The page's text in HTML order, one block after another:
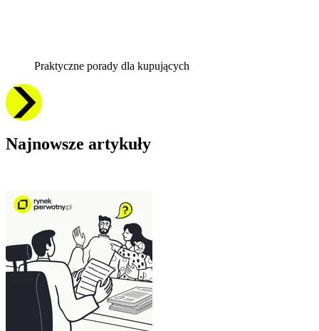
Praktyczne porady dla kupujących
Najnowsze artykuły